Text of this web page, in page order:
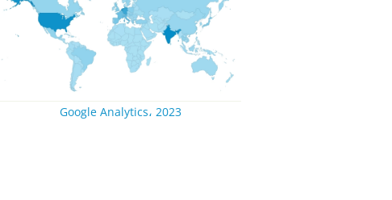
Google Analytics، 2023